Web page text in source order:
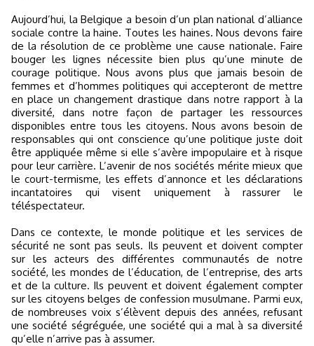
Aujourd’hui, la Belgique a besoin d’un plan national d’alliance
sociale contre la haine. Toutes les haines. Nous devons faire
de la résolution de ce problème une cause nationale. Faire
bouger les lignes nécessite bien plus qu’une minute de
courage politique. Nous avons plus que jamais besoin de
femmes et d’hommes politiques qui accepteront de mettre
en place un changement drastique dans notre rapport à la
diversité, dans notre façon de partager les ressources
disponibles entre tous les citoyens. Nous avons besoin de
responsables qui ont conscience qu’une politique juste doit
être appliquée même si elle s’avère impopulaire et à risque
pour leur carrière. L’avenir de nos sociétés mérite mieux que
le court-termisme, les effets d’annonce et les déclarations
incantatoires qui visent uniquement à rassurer le
téléspectateur.
Dans ce contexte, le monde politique et les services de
sécurité ne sont pas seuls. Ils peuvent et doivent compter
sur les acteurs des différentes communautés de notre
société, les mondes de l’éducation, de l’entreprise, des arts
et de la culture. Ils peuvent et doivent également compter
sur les citoyens belges de confession musulmane. Parmi eux,
de nombreuses voix s’élèvent depuis des années, refusant
une société ségréguée, une société qui a mal à sa diversité
qu’elle n’arrive pas à assumer.